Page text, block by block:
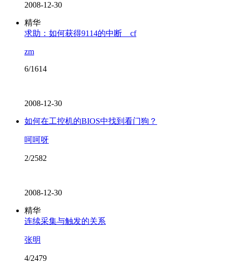
2008-12-30
精华
求助：如何获得9114的中断＿cf
zm
6/1614
2008-12-30
如何在工控机的BIOS中找到看门狗？
呵呵呀
2/2582
2008-12-30
精华
连续采集与触发的关系
张明
4/2479